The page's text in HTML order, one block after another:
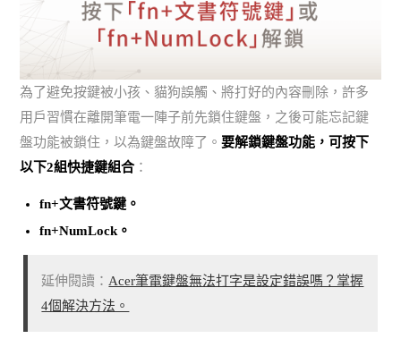
為了避免按鍵被小孩、貓狗誤觸、將打好的內容刪除，許多
用戶習慣在離開筆電一陣子前先鎖住鍵盤，之後可能忘記鍵
盤功能被鎖住，以為鍵盤故障了。要解鎖鍵盤功能，可按下
以下2組快捷鍵組合 ：
fn+文書符號鍵。
fn+NumLock。
延伸閱讀： Acer筆電鍵盤無法打字是設定錯誤嗎？掌握
4個解決方法。